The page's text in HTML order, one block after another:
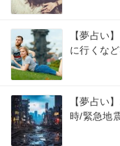
【夢占い
に行くな
【夢占い
時/緊急地